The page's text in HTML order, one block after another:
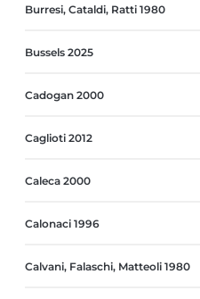
Burresi, Cataldi, Ratti 1980
Bussels 2025
Cadogan 2000
Caglioti 2012
Caleca 2000
Calonaci 1996
Calvani, Falaschi, Matteoli 1980